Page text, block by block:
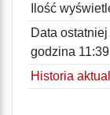
Ilość
Data
godzina 11:39
Historia